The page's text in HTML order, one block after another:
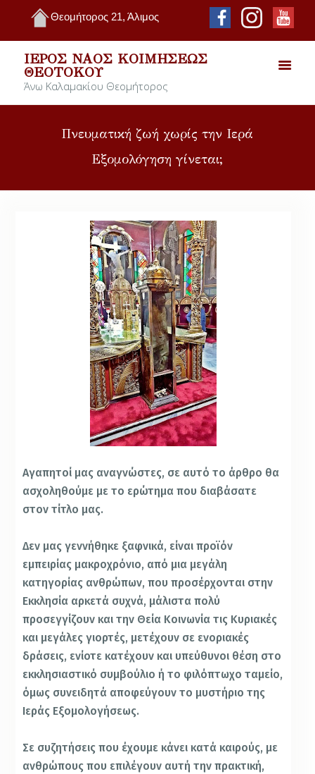
Θεομήτορος 21, Άλιμος
ΙΕΡΌΣ ΝΑΌΣ ΚΟΙΜΉΣΕΩΣ
ΘΕΟΤΌΚΟΥ
Άνω Καλαμακίου Θεομήτορος
Πνευματική ζωή χωρίς την Ιερά
Εξομολόγηση γίνεται;
Αγαπητοί μας αναγνώστες, σε αυτό το άρθρο θα
ασχοληθούμε με το ερώτημα που διαβάσατε
στον τίτλο μας.
Δεν μας γεννήθηκε ξαφνικά, είναι προϊόν
εμπειρίας μακροχρόνιο, από μια μεγάλη
κατηγορίας ανθρώπων, που προσέρχονται στην
Εκκλησία αρκετά συχνά, μάλιστα πολύ
προσεγγίζουν και την Θεία Κοινωνία τις Κυριακές
και μεγάλες γιορτές, μετέχουν σε ενοριακές
δράσεις, ενίοτε κατέχουν και υπεύθυνοι θέση στο
εκκλησιαστικό συμβούλιο ή το φιλόπτωχο ταμείο,
όμως συνειδητά αποφεύγουν το μυστήριο της
Ιεράς Εξομολογήσεως.
Σε συζητήσεις που έχουμε κάνει κατά καιρούς, με
ανθρώπους που επιλέγουν αυτή την πρακτική,